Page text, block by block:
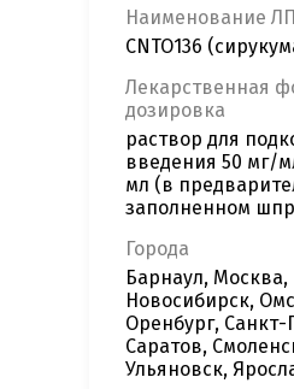
Наименование ЛП
CNTO136
Лекарственная
дозировка
раствор для
введения 50 мг/
мл (в
заполненном
Города
Барнаул, Москва,
Новосибирск,
Оренбург, Санкт-
Саратов,
Ульяновск,